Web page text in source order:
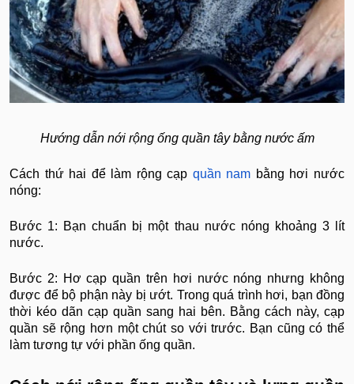
Hướng dẫn nới rộng ống quần tây bằng nước ấm
Cách thứ hai để làm rộng cạp quần nam bằng hơi nước
nóng:
Bước 1: Bạn chuẩn bị một thau nước nóng khoảng 3 lít
nước.
Bước 2: Hơ cạp quần trên hơi nước nóng nhưng không
được để bộ phận này bị ướt. Trong quá trình hơi, bạn đồng
thời kéo dãn cạp quần sang hai bên. Bằng cách này, cạp
quần sẽ rộng hơn một chút so với trước. Bạn cũng có thể
làm tương tự với phần ống quần.